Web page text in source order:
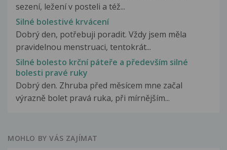
sezení, ležení v posteli a též...
Silné bolestivé krvácení
Dobrý den, potřebuji poradit. Vždy jsem měla
pravidelnou menstruaci, tentokrát...
Silné bolesto krční páteře a především silné
bolesti pravé ruky
Dobrý den. Zhruba před měsícem mne začal
výrazně bolet pravá ruka, při mírnějším...
MOHLO BY VÁS ZAJÍMAT